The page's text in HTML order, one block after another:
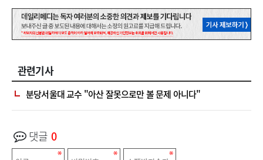
관련기사
분당서울대 교수 "아산 잘못으로만 볼 문제 아니다"
댓글 0